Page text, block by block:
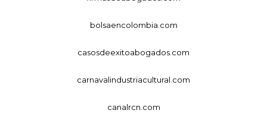
bolsaencolombia.com
casosdeexitoabogados.com
carnavalindustriacultural.com
canalrcn.com